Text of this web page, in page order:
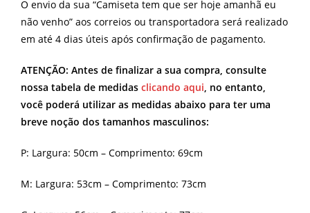
O envio da sua “Camiseta tem que ser hoje amanhã eu
não venho” aos correios ou transportadora será realizado
em até 4 dias úteis após confirmação de pagamento.
ATENÇÃO: Antes de finalizar a sua compra, consulte
nossa tabela de medidas clicando aqui, no entanto,
você poderá utilizar as medidas abaixo para ter uma
breve noção dos tamanhos masculinos:
P: Largura: 50cm – Comprimento: 69cm
M: Largura: 53cm – Comprimento: 73cm